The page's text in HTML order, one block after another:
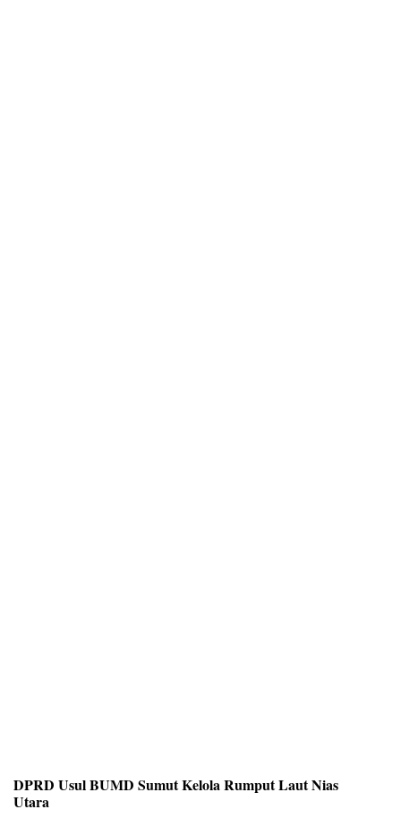
DPRD Usul BUMD Sumut Kelola Rumput Laut Nias
Utara